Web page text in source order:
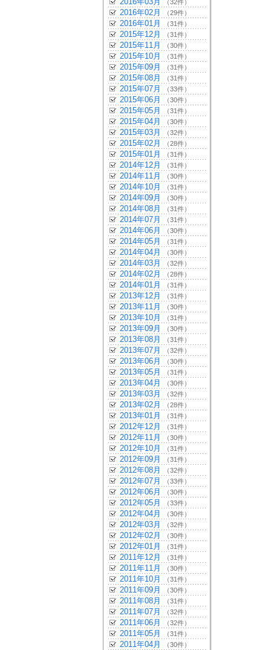
（32件）
2016年02月 （29件）
2016年01月 （31件）
2015年12月 （31件）
2015年11月 （30件）
2015年10月 （31件）
2015年09月 （31件）
2015年08月 （31件）
2015年07月 （33件）
2015年06月 （30件）
2015年05月 （31件）
2015年04月 （30件）
2015年03月 （32件）
2015年02月 （28件）
2015年01月 （31件）
2014年12月 （31件）
2014年11月 （30件）
2014年10月 （31件）
2014年09月 （30件）
2014年08月 （31件）
2014年07月 （31件）
2014年06月 （30件）
2014年05月 （31件）
2014年04月 （30件）
2014年03月 （32件）
2014年02月 （28件）
2014年01月 （31件）
2013年12月 （31件）
2013年11月 （30件）
2013年10月 （31件）
2013年09月 （30件）
2013年08月 （31件）
2013年07月 （32件）
2013年06月 （30件）
2013年05月 （31件）
2013年04月 （30件）
2013年03月 （32件）
2013年02月 （28件）
2013年01月 （31件）
2012年12月 （31件）
2012年11月 （30件）
2012年10月 （31件）
2012年09月 （31件）
2012年08月 （32件）
2012年07月 （33件）
2012年06月 （30件）
2012年05月 （33件）
2012年04月 （30件）
2012年03月 （32件）
2012年02月 （30件）
2012年01月 （31件）
2011年12月 （31件）
2011年11月 （30件）
2011年10月 （31件）
2011年09月 （30件）
2011年08月 （31件）
2011年07月 （32件）
2011年06月 （32件）
2011年05月 （31件）
2011年04月 （30件）